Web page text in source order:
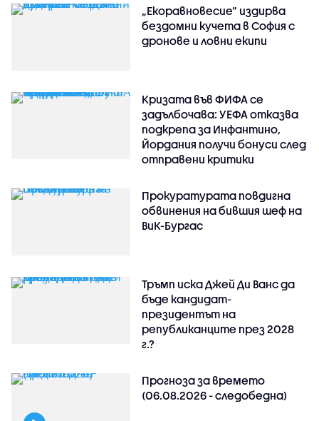
„Екоравновесие“ издирва
бездомни кучета в София с
дронове и ловни екипи
Кризата във ФИФА се
задълбочава: УЕФА отказва
подкрепа за Инфантино,
Йордания получи бонуси след
отправени критики
Прокуратурата повдигна
обвинения на бившия шеф на
ВиК-Бургас
Тръмп иска Джей Ди Ванс да
бъде кандидат-
президентът на
републиканците през 2028
г.?
Прогноза за времето
(06.08.2026 - следобедна)